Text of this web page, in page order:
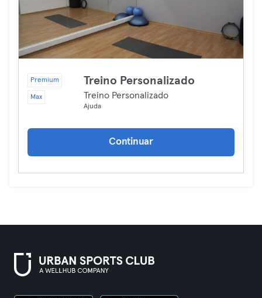
Premium
Max
Treino Personalizado
Treino Personalizado
Ajuda
Continuar